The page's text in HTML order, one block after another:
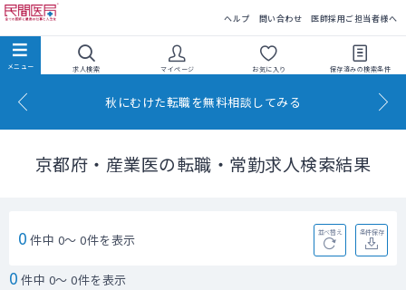
ヘルプ 問い合わせ 医師採用ご担当者様へ
求人検索 マイページ お気に入り 保存済みの検索条件
秋にむけた転職を無料相談してみる
京都府・産業医の転職・常勤求人検索結果
0 件中 0～ 0件を表示 並べ替え 条件保存
0 件中 0～ 0件を表示